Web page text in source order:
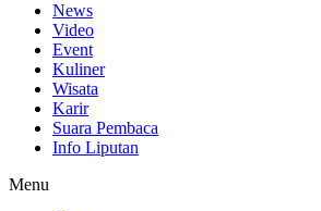
News
Video
Event
Kuliner
Wisata
Karir
Suara Pembaca
Info Liputan
Menu